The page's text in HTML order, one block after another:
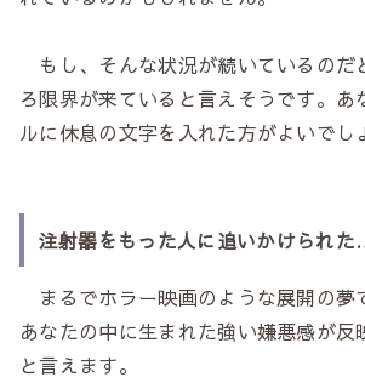
もし、そんな状況が続いているのだ
ろ限界が来ていると言えそうです。あ
ルに休息の文字を入れた方がよいでし
注射器をもった人に追いかけられ
まるでホラー映画のような展開の夢
あなたの中に生まれた強い嫌悪感が反
と言えます。